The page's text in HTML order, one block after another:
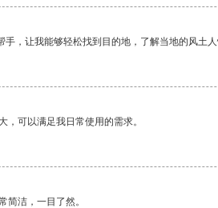
手，让我能够轻松找到目的地，了解当地的风土
，可以满足我日常使用的需求。
简洁，一目了然。